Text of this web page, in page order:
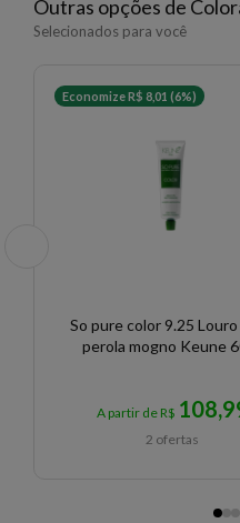
Outras opções de
Selecionados para você
Economize R$ 8,01 (6%)
So pure color 9.25 Louro
perola mogno Keune
A partir de R$
2 ofertas